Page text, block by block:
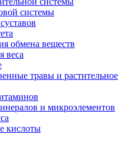
системы
обмена веществ
веса
травы и растительное
и микроэлементов
кислоты